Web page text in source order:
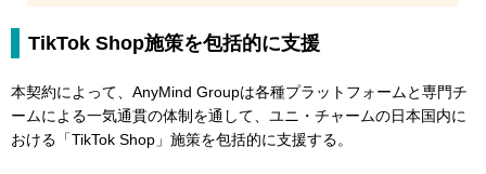
TikTok Shop施策を包括的に支援
本契約によって、AnyMind Groupは各種プラットフォームと専門チ
ームによる一気通貫の体制を通して、ユニ・チャームの日本国内に
おける「TikTok Shop」施策を包括的に支援する。